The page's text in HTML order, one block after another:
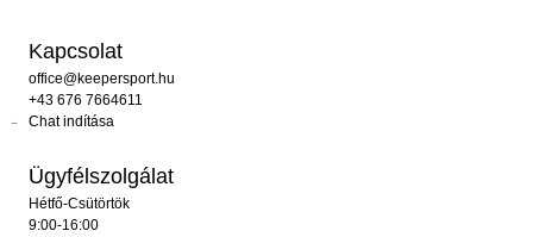
Kapcsolat
office@keepersport.hu
+43 676 7664611
Chat indítása
Ügyfélszolgálat
Hétfő-Csütörtök
9:00-16:00